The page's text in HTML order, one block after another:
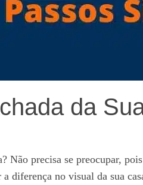
da
Não precisa se preocupar, pois
diferença no visual da sua